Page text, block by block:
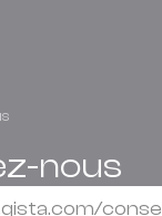
nous